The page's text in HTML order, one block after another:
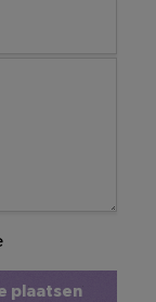
plaatsen